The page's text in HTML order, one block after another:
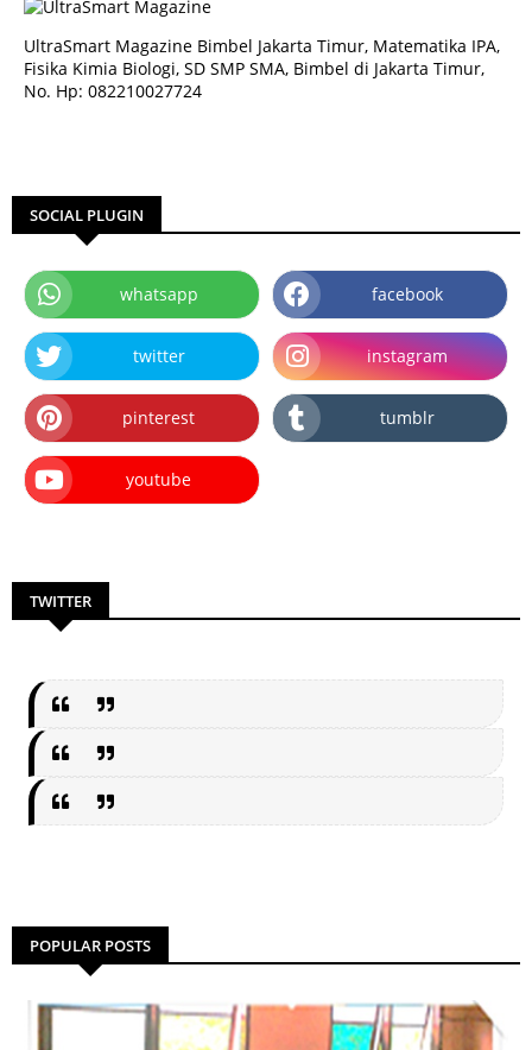
UltraSmart Magazine Bimbel Jakarta Timur, Matematika IPA,
Fisika Kimia Biologi, SD SMP SMA, Bimbel di Jakarta Timur,
No. Hp: 082210027724
SOCIAL PLUGIN
whatsapp facebook
twitter instagram
pinterest tumblr
youtube
TWITTER
POPULAR POSTS